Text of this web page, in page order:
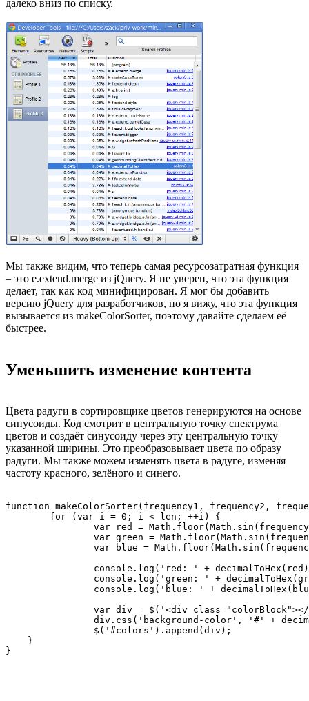
далеко вниз по списку.
Мы также видим, что теперь самая ресурсозатратная функция
– это e.extend.merge из jQuery. Я не уверен, что эта функция
делает, так как код минифицирован. Я мог бы добавить
версию jQuery для разработчиков, но я вижу, что эта функция
вызывается из makeColorSorter, поэтому давайте сделаем её
быстрее.
Уменьшить изменение контента
Цвета радуги в сортировщике цветов генерируются на основе
синусоиды. Код смотрит в центральную точку спектрума
цветов и создаёт синусоиду через эту центральную точку
указанной ширины. Это преобразовывает цвета по образу
радуги. Мы также можем изменять цвета в радуге, изменяя
частоту красного, зелёного и синего.
function makeColorSorter(frequency1, frequency2,
    }